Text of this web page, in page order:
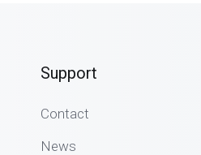
Support
Contact
News